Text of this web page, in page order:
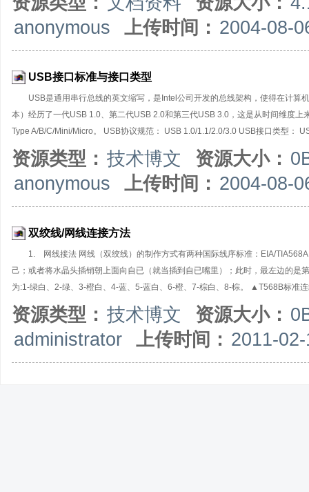
anonymous
上传时间： 2004-08-
USB接口标准与接口类型
USB是通用串行总线的英文缩写，是Intel公司开发的总线架构，使得在计
本）经历了一代USB 1.0、第二代USB 2.0和第三代USB 3.0，这是从时间维度
Type A/B/C/Mini/Micro。 USB协议规范： USB 1.0/1.1/2.0/3.0 USB接口类型：
1995年，由Intel、IBM、Compaq、Microsoft、NEC、Digital、North Telecom
资源类型： 技术博文 资源大小：
anonymous
上传时间： 2004-08-
双绞线/网线连接方法
1. 网线接法 网线（双绞线）的制作方式有两种国际线序标准：EIA/
己；或者将水晶头插销朝上面向自已（就当插到自已嘴里）；此时，最左边的
为:1-绿白、2-绿、3-橙白、4-蓝、5-蓝白、6-橙、7-棕白、8-棕。 ▲T568B标准
8-棕。 双绞线的连接方法也主要有两种：分别为直通线缆、交叉线缆。直通线
T568A或者T568B的接法。对于交叉电缆，水晶头一端采用T586A或者T568B
T568B标准接法，则另一头交叉后为1-绿白、2-绿、3-橙白、4-棕白、5-棕、6-橙
资源类型： 技术博文 资源大小：
administrator
上传时间： 2011-